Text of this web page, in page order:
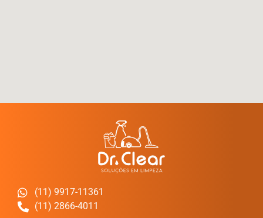
(11) 9917-11361
(11) 2866-4011